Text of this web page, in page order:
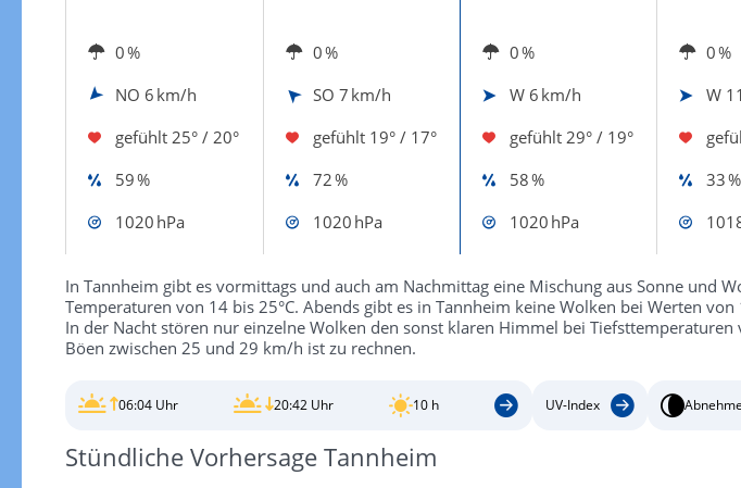
0 % 0 % 0 %
0 %
NO 6 km/h SO 7 km/h W 6 km/h W
gefühlt 25° / 20° gefühlt 19° / 17° gefühlt 29° / 19°
59 %
72 % 58 %
33 %
1020 hPa
1020 hPa 1020 hPa
In Tannheim gibt es vormittags und auch am Nachmittag eine Mischung aus Sonne und
Temperaturen von 14 bis 25°C. Abends gibt es in Tannheim keine Wolken bei Werten von
In der Nacht stören nur einzelne Wolken den sonst klaren Himmel bei Tiefsttemperaturen
Böen zwischen 25 und 29 km/h ist zu rechnen.
06:04 Uhr 20:42 Uhr 10 h UV-Index
Stündliche Vorhersage Tannheim